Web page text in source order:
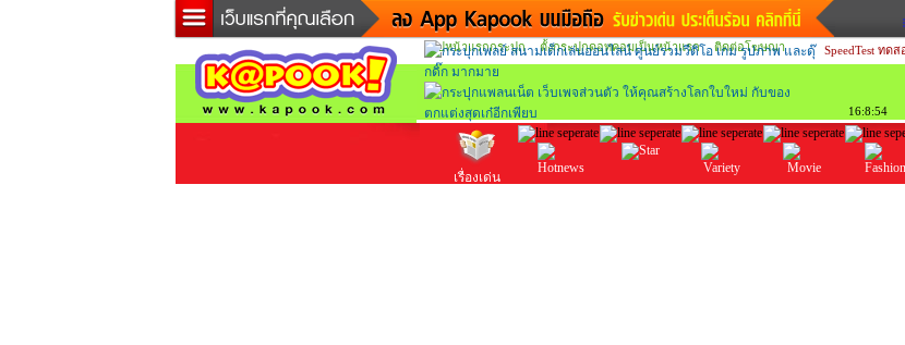
ข่าวด่วน ข่าวสั้น ข่าวด
ละคร
หนังใหม่
เกม
แชทห
ตรวจหวย
ผู้หญิง แต่งงา
ดูดวง
ทำนายฝัน สุขภาพ
ไปหน้าแรกกระปุก ตั้งกระปุกดอทคอมเป็นหน้าแรก ติดต่อโฆษณา SpeedTest ทดส
16:8:54
เรื่องเด่น